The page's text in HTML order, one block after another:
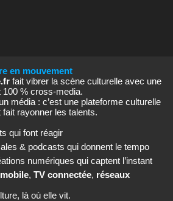
en mouvement
fait vibrer la scène culturelle avec une
% cross‑media.
média : c’est une plateforme culturelle
rayonner les talents.
qui font réagir
& podcasts qui donnent le tempo
numériques qui captent l’instant
mobile, TV connectée, réseaux
là où elle vit.